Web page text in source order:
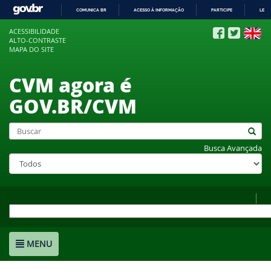
COMUNICA BR ACESSO À INFORMAÇÃO PARTICIPE
ACESSIBILIDADE
ALTO-CONTRASTE
MAPA DO SITE
CVM agora é
GOV.BR/CVM
Busca Avançada
MENU